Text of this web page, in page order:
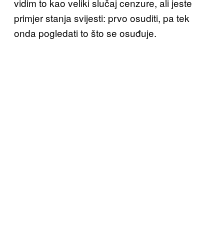
primjer stanja svijesti: prvo osuditi, pa tek
onda pogledati to što se osuđuje.